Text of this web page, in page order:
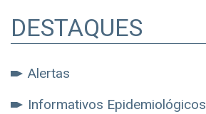
DESTAQUES
Alertas
Informativos Epidemiológicos